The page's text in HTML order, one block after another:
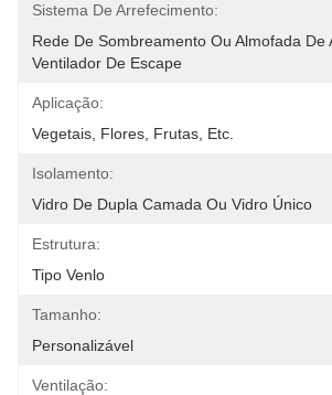
Sistema De Arrefecimento:
Rede De Sombreamento Ou Almofada De
Ventilador De Escape
Aplicação:
Vegetais, Flores, Frutas, Etc.
Isolamento:
Vidro De Dupla Camada Ou Vidro Único
Estrutura:
Tipo Venlo
Tamanho:
Personalizável
Ventilação: